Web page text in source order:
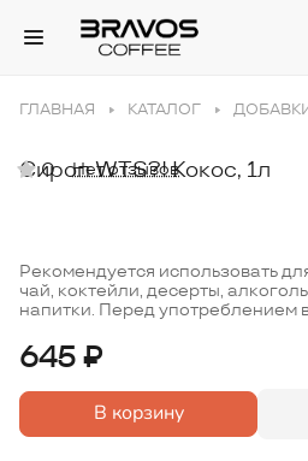
ГЛАВНАЯ КАТАЛОГ
Сироп WTS?! Кокос, 1л
0 Нет отзывов
Рекомендуется использовать
чай, коктейли, десерты,
напитки. Перед употреблением
645 ₽
В корзину